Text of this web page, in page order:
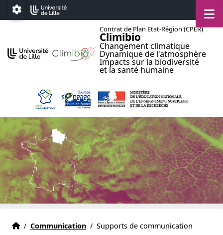
Accéder au menu principal
Accéder au contenu
Paramétrage
Contrat de Plan Etat-Région (CPER)
Climibio
Changement climatique
Dynamique de l'atmosphère
Impacts sur la biodiversité
et la santé humaine
Accueil
Accueil
/ Communication / Supports de communication